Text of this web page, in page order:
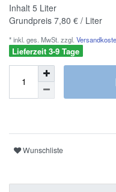
Inhalt 5 Liter
Grundpreis 7,80 € / Liter
* inkl. ges. MwSt. zzgl.
Lieferzeit 3-9 Tage
Wunschliste